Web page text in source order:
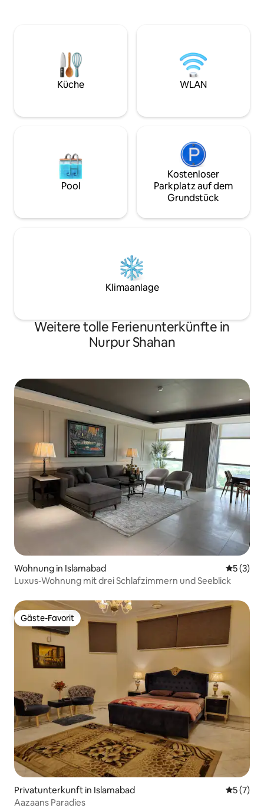
für bis zu 6 Gäste zur Verfügung.
Babybett auf Anfrage für 3+ Nächte
verfügbar (5000 PKR). Nur wenige
Schritte von Loafology, Nando's, Asian
Tür.
morgens Kaffee
in ruhiger
Umgebung und
Interieur
Küche WLAN
Pool
Kostenloser
Parkplatz auf dem
Grundstück
Klimaanlage
Weitere tolle Ferienunterkünfte in
Nurpur Shahan
Wohnung in Islamabad
5 (3)
Luxus-Wohnung mit drei Schlafzimmern und Seeblick
Gäste-Favorit
Gäste-Favorit
Privatunterkunft in Islamabad
5 (7)
Aazaans Paradies